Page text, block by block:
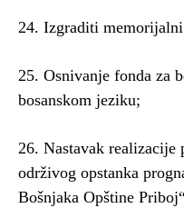
24. Izgraditi
25. Osnivanje fonda za
bosanskom jeziku;
26. Nastavak realizacije
održivog opstanka
Bošnjaka Opštine